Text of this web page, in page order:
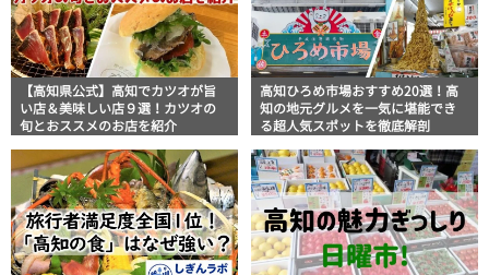
【高知県公式】高知でカツオが旨
い店＆美味しい店９選！カツオの
旬とおススメのお店を紹介
高知ひろめ市場おすすめ20選！高
知の地元グルメを一気に堪能でき
る超人気スポットを徹底解剖